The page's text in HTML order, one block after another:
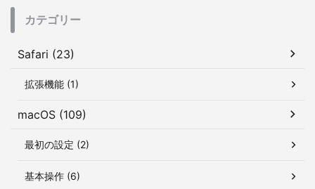
カテゴリー
Safari (23)
拡張機能 (1)
macOS (109)
最初の設定 (2)
基本操作 (6)